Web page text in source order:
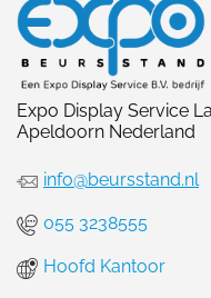
Expo Display Service
Apeldoorn Nederland
info@beursstand.nl
055 3238555
Hoofd Kantoor